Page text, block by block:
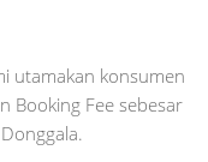
utamakan konsumen
Booking Fee sebesar